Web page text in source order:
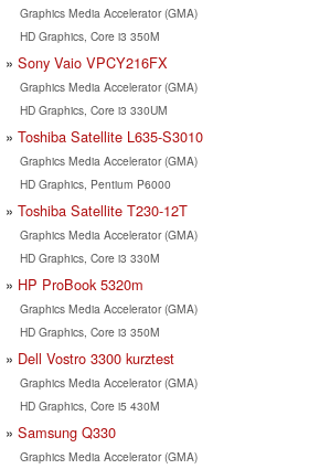
Graphics Media Accelerator (GMA)
HD Graphics, Core i3 350M
Sony Vaio VPCY216FX
Graphics Media Accelerator (GMA)
HD Graphics, Core i3 330UM
Toshiba Satellite L635-S3010
Graphics Media Accelerator (GMA)
HD Graphics, Pentium P6000
Toshiba Satellite T230-12T
Graphics Media Accelerator (GMA)
HD Graphics, Core i3 330M
HP ProBook 5320m
Graphics Media Accelerator (GMA)
HD Graphics, Core i3 350M
Dell Vostro 3300 kurztest
Graphics Media Accelerator (GMA)
HD Graphics, Core i5 430M
Samsung Q330
Graphics Media Accelerator (GMA)